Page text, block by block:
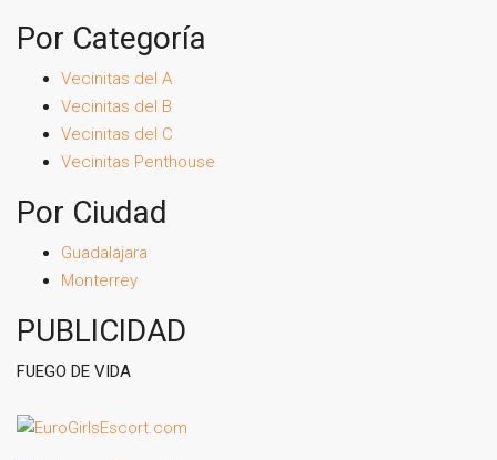
Por Categoría
Vecinitas del A
Vecinitas del B
Vecinitas del C
Vecinitas Penthouse
Por Ciudad
Guadalajara
Monterrey
PUBLICIDAD
FUEGO DE VIDA